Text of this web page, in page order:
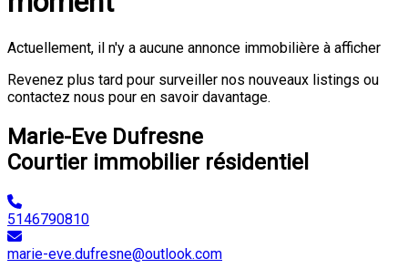
Actuellement, il n'y a aucune annonce immobilière à afficher
Revenez plus tard pour surveiller nos nouveaux listings ou
contactez nous pour en savoir davantage.
Marie-Eve Dufresne
Courtier immobilier résidentiel
5146790810
marie-eve.dufresne@outlook.com